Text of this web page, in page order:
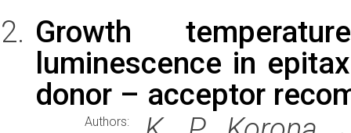
Growth
luminescence in
donor – acceptor
Authors: